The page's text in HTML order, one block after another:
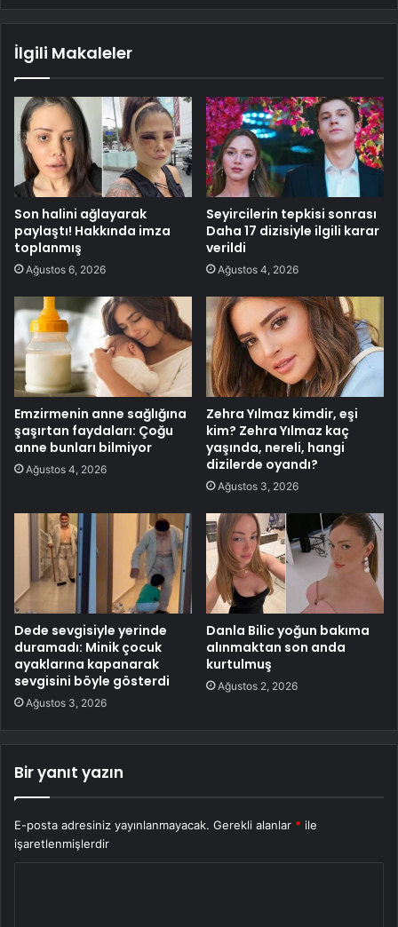
İlgili Makaleler
Son halini ağlayarak
paylaştı! Hakkında imza
toplanmış
Ağustos 6, 2026
Seyircilerin tepkisi sonrası
Daha 17 dizisiyle ilgili karar
verildi
Ağustos 4, 2026
Emzirmenin anne sağlığına
şaşırtan faydaları: Çoğu
anne bunları bilmiyor
Ağustos 4, 2026
Zehra Yılmaz kimdir, eşi
kim? Zehra Yılmaz kaç
yaşında, nereli, hangi
dizilerde oyandı?
Ağustos 3, 2026
Dede sevgisiyle yerinde
duramadı: Minik çocuk
ayaklarına kapanarak
sevgisini böyle gösterdi
Ağustos 3, 2026
Danla Bilic yoğun bakıma
alınmaktan son anda
kurtulmuş
Ağustos 2, 2026
Bir yanıt yazın
E-posta adresiniz yayınlanmayacak. Gerekli alanlar * ile
işaretlenmişlerdir